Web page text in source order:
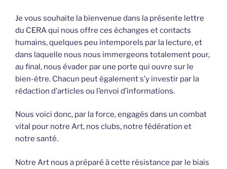
Je vous souhaite la bienvenue dans la présente lettre
du CERA qui nous offre ces échanges et contacts
humains, quelques peu intemporels par la lecture, et
dans laquelle nous nous immergeons totalement pour,
au final, nous évader par une porte qui ouvre sur le
bien-être. Chacun peut également s’y investir par la
rédaction d’articles ou l’envoi d’informations.
Nous voici donc, par la force, engagés dans un combat
vital pour notre Art, nos clubs, notre fédération et
notre santé.
Notre Art nous a préparé à cette résistance par le biais